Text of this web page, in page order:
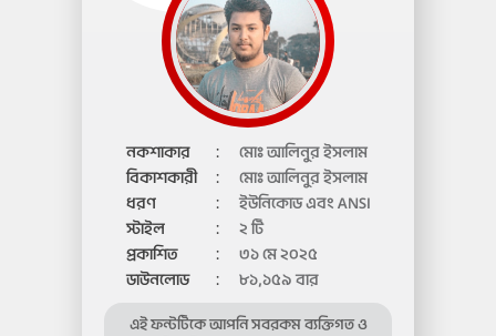
নকশাকার :
মোঃ আলিনুর ইসলাম
বিকাশকারী
:
মোঃ আলিনুর ইসলাম
ধরণ
:
ইউনিকোড এবং ANSI
স্টাইল
:
২ টি
প্রকাশিত
:
৩১ মে ২০২৫
ডাউনলোড
: ৮১,১৫৯ বার
এই ফন্টটিকে আপনি সবরকম ব্যক্তিগত ও